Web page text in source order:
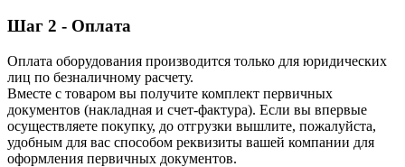
Шаг 2 - Оплата
Оплата оборудования производится только для юридических
лиц по безналичному расчету.
Вместе с товаром вы получите комплект первичных
документов (накладная и счет-фактура). Если вы впервые
осуществляете покупку, до отгрузки вышлите, пожалуйста,
удобным для вас способом реквизиты вашей компании для
оформления первичных документов.